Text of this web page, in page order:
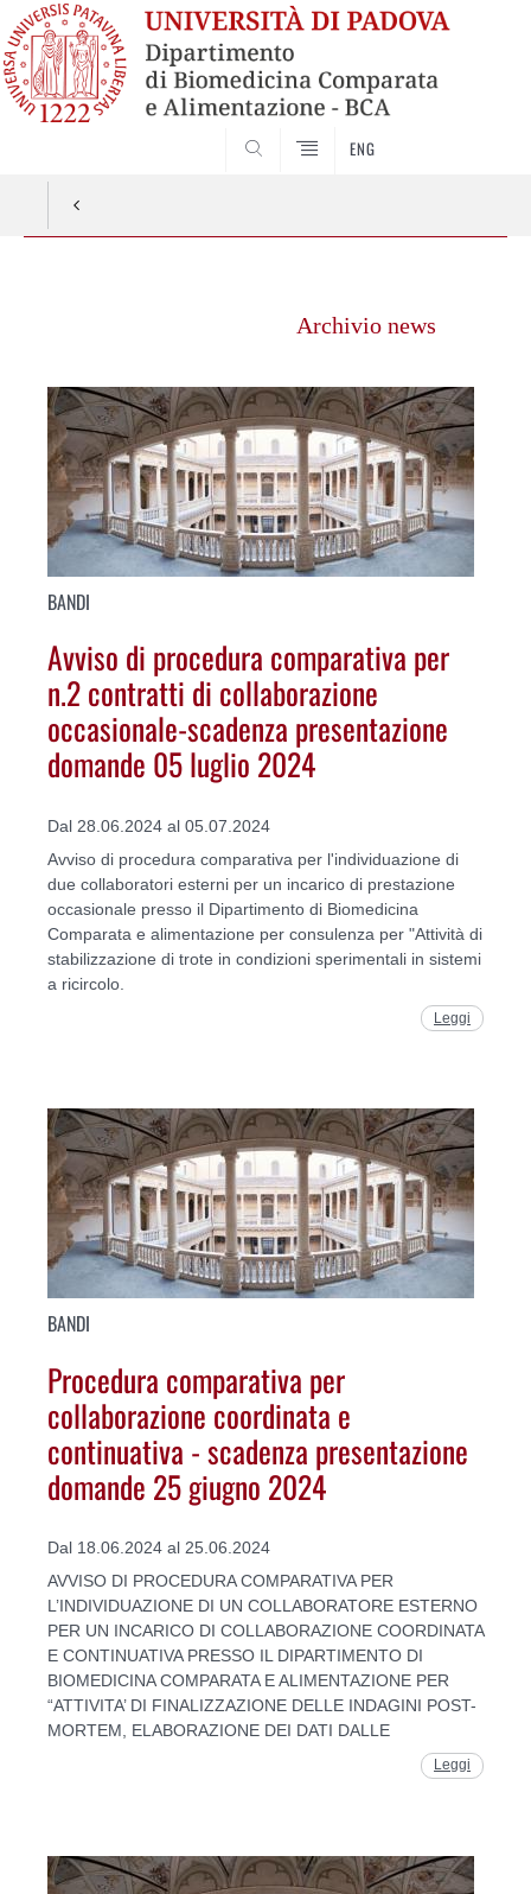
ENG
Archivio news
BANDI
Avviso di procedura comparativa per
n.2 contratti di collaborazione
occasionale-scadenza presentazione
domande 05 luglio 2024
Dal 28.06.2024 al 05.07.2024
Avviso di procedura comparativa per l'individuazione di
due collaboratori esterni per un incarico di prestazione
occasionale presso il Dipartimento di Biomedicina
Comparata e alimentazione per consulenza per "Attività di
stabilizzazione di trote in condizioni sperimentali in sistemi
a ricircolo.
Leggi
BANDI
Procedura comparativa per
collaborazione coordinata e
continuativa - scadenza presentazione
domande 25 giugno 2024
Dal 18.06.2024 al 25.06.2024
AVVISO DI PROCEDURA COMPARATIVA PER
L’INDIVIDUAZIONE DI UN COLLABORATORE ESTERNO
PER UN INCARICO DI COLLABORAZIONE COORDINATA
E CONTINUATIVA PRESSO IL DIPARTIMENTO DI
BIOMEDICINA COMPARATA E ALIMENTAZIONE PER
“ATTIVITA’ DI FINALIZZAZIONE DELLE INDAGINI POST-
MORTEM, ELABORAZIONE DEI DATI DALLE
Leggi